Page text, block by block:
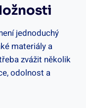
jednoduchý
materiály a
zvážit několik
odolnost a